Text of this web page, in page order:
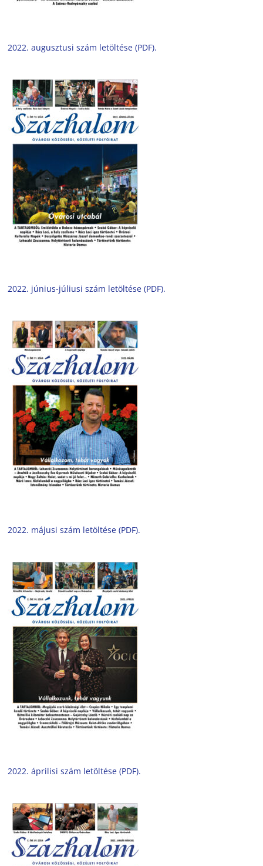
2022. augusztusi szám letöltése (PDF).
2022. június-júliusi szám letöltése (PDF).
2022. májusi szám letöltése (PDF).
2022. áprilisi szám letöltése (PDF).